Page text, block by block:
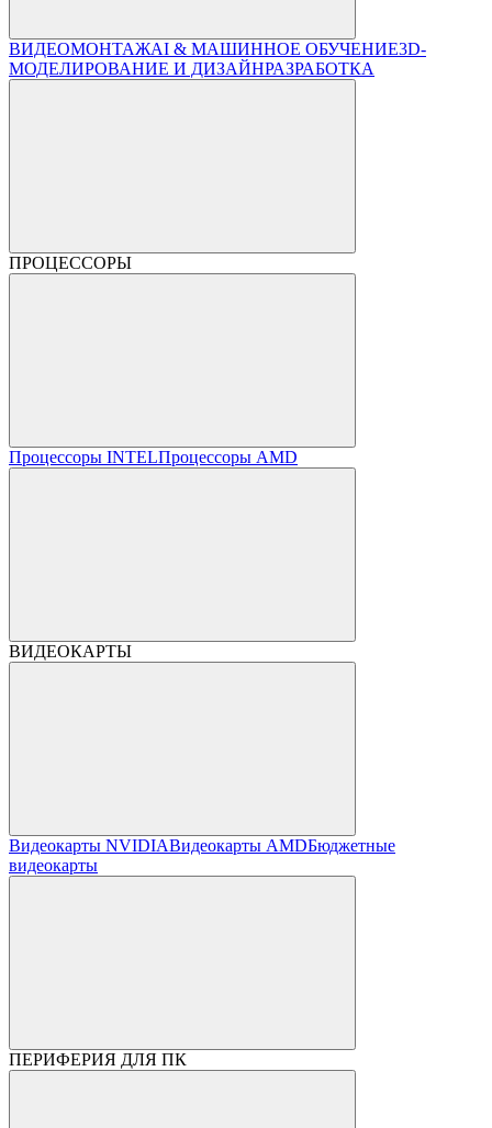
ВИДЕОМОНТАЖAI & МАШИННОЕ ОБУЧЕНИЕ3D-
МОДЕЛИРОВАНИЕ И ДИЗАЙНРАЗРАБОТКА
ПРОЦЕССОРЫ
Процессоры INTELПроцессоры AMD
ВИДЕОКАРТЫ
Видеокарты NVIDIAВидеокарты AMDБюджетные
видеокарты
ПЕРИФЕРИЯ ДЛЯ ПК